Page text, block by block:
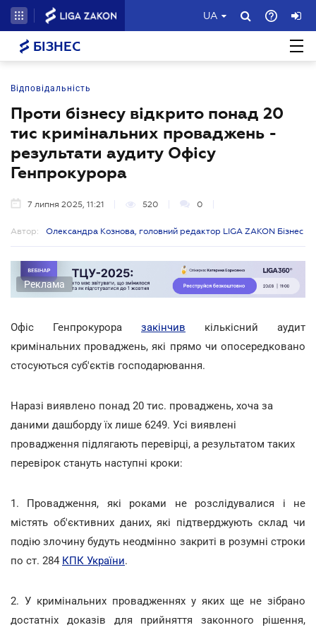
UA
БІЗНЕС
Відповідальність
Проти бізнесу відкрито понад 20
тис кримінальних проваджень -
результати аудиту Офісу
Генпрокурора
7 липня 2025, 11:21 520 0
Автор: Олександра Кознова, головний редактор LIGA ZAKON Бізнес
Реклама
Офіс Генпрокурора закінчив кількісний аудит
кримінальних проваджень, які прямо чи опосередковано
стосуються суб'єктів господарювання.
Наразі виявлено понад 20 тис. проваджень, хоча за
даними дашборду їх лише 6249. Усі виявлені
провадження підлягають перевірці, а результатом таких
перевірок стануть наступні кроки:
1. Провадження, які роками не розслідувалися і не
містять об'єктивних даних, які підтверджують склад чи
подію злочину будуть неодмінно закриті в розумні строки
по ст. 284 КПК України.
2. У кримінальних провадженнях у яких ще не зібрано
достатніх доказів для прийняття законного рішення,